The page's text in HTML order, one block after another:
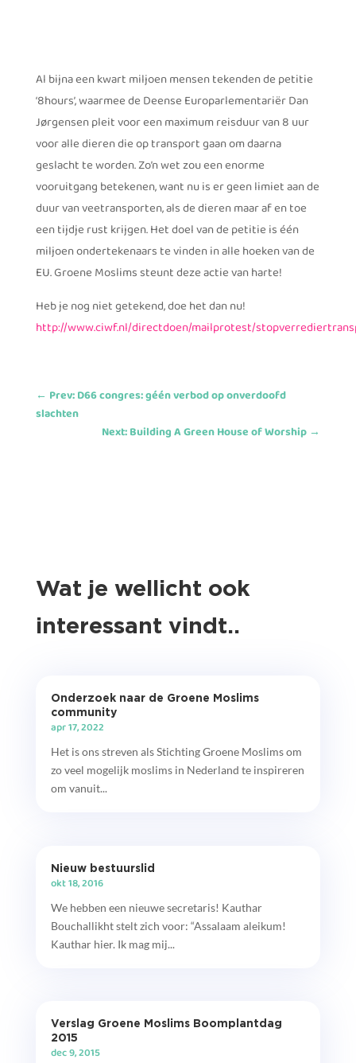
Al bijna een kwart miljoen mensen tekenden de petitie
‘8hours’, waarmee de Deense Europarlementariër Dan
Jørgensen pleit voor een maximum reisduur van 8 uur
voor alle dieren die op transport gaan om daarna
geslacht te worden. Zo’n wet zou een enorme
vooruitgang betekenen, want nu is er geen limiet aan de
duur van veetransporten, als de dieren maar af en toe
een tijdje rust krijgen. Het doel van de petitie is één
miljoen ondertekenaars te vinden in alle hoeken van de
EU. Groene Moslims steunt deze actie van harte!
Heb je nog niet getekend, doe het dan nu!
http://www.ciwf.nl/directdoen/mailprotest/
← Prev: D66 congres: géén verbod op onverdoofd
slachten
Next: Building A Green House of Worship →
Wat je wellicht ook
interessant vindt..
Onderzoek naar de Groene Moslims
community
apr 17, 2022
Het is ons streven als Stichting Groene Moslims om
zo veel mogelijk moslims in Nederland te inspireren
om vanuit...
Nieuw bestuurslid
okt 18, 2016
We hebben een nieuwe secretaris! Kauthar
Bouchallikht stelt zich voor: “Assalaam aleikum!
Kauthar hier. Ik mag mij...
Verslag Groene Moslims Boomplantdag
2015
dec 9, 2015